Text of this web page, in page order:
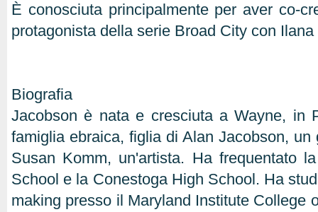
È conosciuta principalmente per aver co-
protagonista della serie Broad City con Ilana
Biografia
Jacobson è nata e cresciuta a Wayne, in
famiglia ebraica, figlia di Alan Jacobson, un
Susan Komm, un'artista. Ha frequentato
School e la Conestoga High School. Ha
making presso il Maryland Institute College